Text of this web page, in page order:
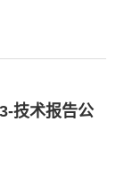
技术报告公